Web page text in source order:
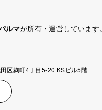
ルマが所有・運営しています。
区麹町4丁目5-20 KSビル5階